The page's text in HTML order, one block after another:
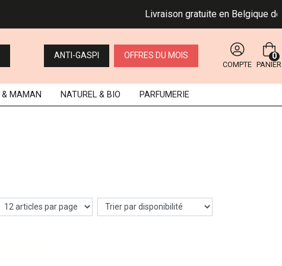
Livraison gratuite en Belgique
ANTI-GASPI OFFRES DU MOIS
COMPTE PANIER
0
& MAMAN NATUREL & BIO PARFUMERIE